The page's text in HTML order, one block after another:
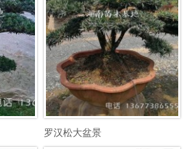
罗汉松大盆景